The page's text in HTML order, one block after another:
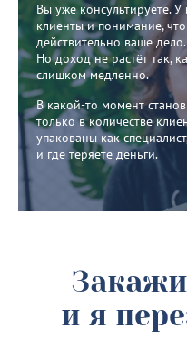
Вы уже консультируете. У
клиенты и понимание,
действительно ваше дело.
Но доход не растёт так,
слишком медленно.
В какой-то момент
только в количестве
упакованы как
и где теряете деньги.
и я